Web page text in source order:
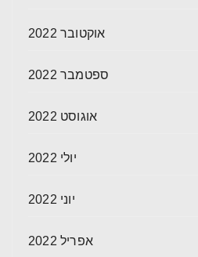
אוקטובר 2022
ספטמבר 2022
אוגוסט 2022
יולי 2022
יוני 2022
אפריל 2022